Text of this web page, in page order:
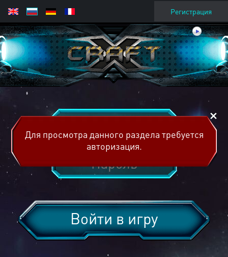
Регистрация
Войти в игру
Для просмотра данного раздела требуется
авторизация.